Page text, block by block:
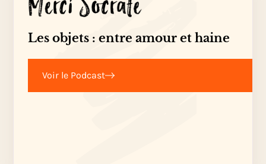
Les objets : entre amour et haine
Voir le Podcast